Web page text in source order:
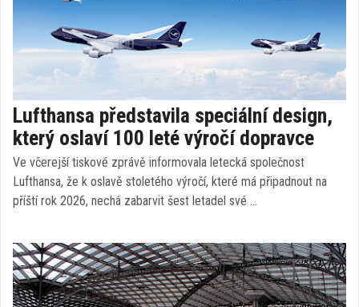
Lufthansa představila speciální design,
který oslaví 100 leté výročí dopravce
Ve včerejší tiskové zprávě informovala letecká společnost
Lufthansa, že k oslavě stoletého výročí, které má připadnout na
příští rok 2026, nechá zabarvit šest letadel své …